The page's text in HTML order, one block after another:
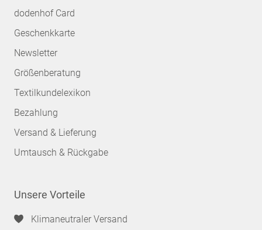
dodenhof Card
Geschenkkarte
Newsletter
Größenberatung
Textilkundelexikon
Bezahlung
Versand & Lieferung
Umtausch & Rückgabe
Unsere Vorteile
Klimaneutraler Versand